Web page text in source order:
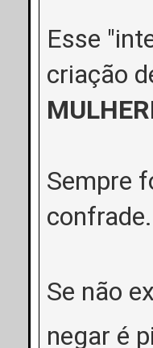
Esse
criação
Sempre
Se não
negar é